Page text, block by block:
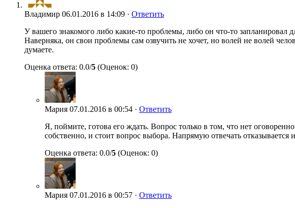
Владимир 06.01.2016 в 14:09 · Ответить
У вашего знакомого либо какие-то проблемы, либо он что-то запланировал
Наверняка, он свои проблемы сам озвучить не хочет, но волей не волей
думаете.
Оценка ответа: 0.0/5 (Оценок: 0)
Мария 07.01.2016 в 00:54 · Ответить
Я, поймите, готова его ждать. Вопрос только в том, что нет
собственно, и стоит вопрос выбора. Напрямую отвечать
Оценка ответа: 0.0/5 (Оценок: 0)
Мария 07.01.2016 в 00:57 · Ответить